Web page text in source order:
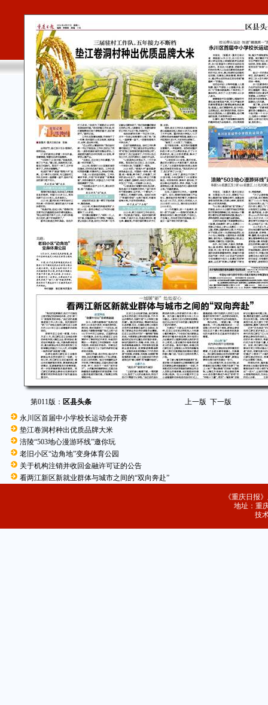
第011版： 区县头条 上一版 下一版
永川区首届中小学校长运动会开赛
垫江卷洞村种出优质品牌大米
涪陵“503地心漫游环线”邀你玩
老旧小区“边角地”变身体育公园
关于机构注销并收回金融许可证的公告
看两江新区新就业群体与城市之间的“双向奔赴”
《重庆日报
地址：重
技